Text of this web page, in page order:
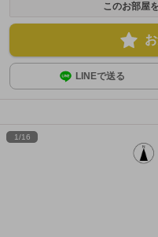
このお部屋を
LINEで送る
1/16